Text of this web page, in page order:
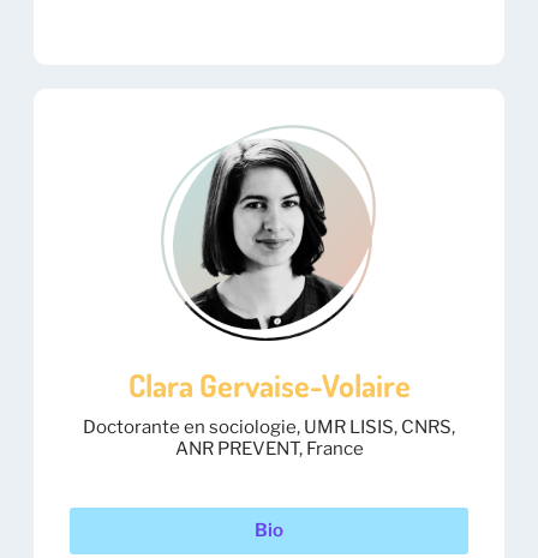
Clara Gervaise-Volaire
Doctorante en sociologie, UMR LISIS, CNRS,
ANR PREVENT, France
Bio